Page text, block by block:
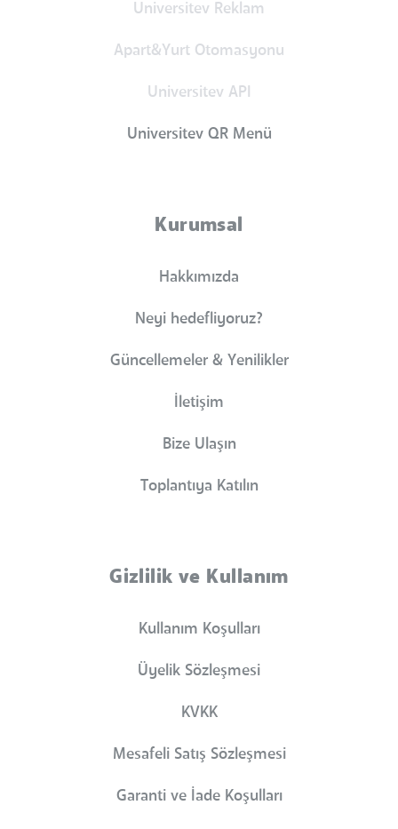
Universitev Reklam
Apart&Yurt Otomasyonu
Universitev API
Universitev QR Menü
Kurumsal
Hakkımızda
Neyi hedefliyoruz?
Güncellemeler & Yenilikler
İletişim
Bize Ulaşın
Toplantıya Katılın
Gizlilik ve Kullanım
Kullanım Koşulları
Üyelik Sözleşmesi
KVKK
Mesafeli Satış Sözleşmesi
Garanti ve İade Koşulları